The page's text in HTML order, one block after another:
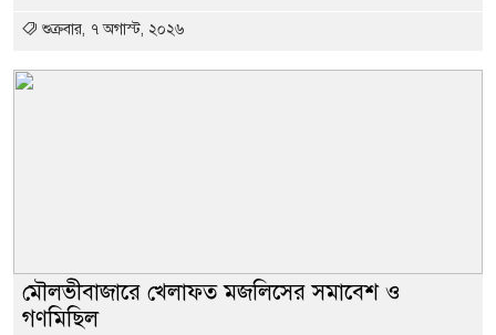
শুক্রবার, ৭ অগাস্ট, ২০২৬
মৌলভীবাজারে খেলাফত মজলিসের সমাবেশ ও
গণমিছিল